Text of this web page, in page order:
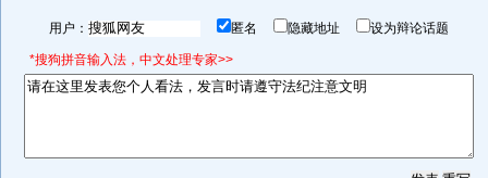
用户： 匿名 隐藏地址 设为辩论话题
*搜狗拼音输入法，中文处理专家>>